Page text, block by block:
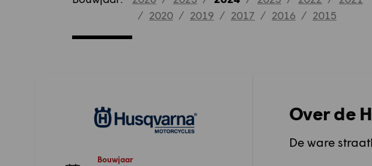
/ 2020 / 2019 / 2017 / 2016 / 2015
Bouwjaar
Over de
De ware